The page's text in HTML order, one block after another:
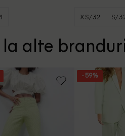
XS/32 S/
alte
- 59%